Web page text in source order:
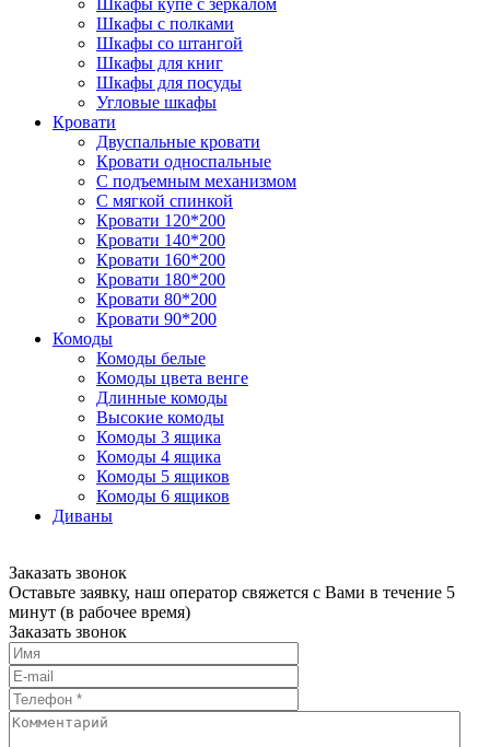
Шкафы купе с зеркалом
Шкафы с полками
Шкафы со штангой
Шкафы для книг
Шкафы для посуды
Угловые шкафы
Кровати
Двуспальные кровати
Кровати односпальные
С подъемным механизмом
С мягкой спинкой
Кровати 120*200
Кровати 140*200
Кровати 160*200
Кровати 180*200
Кровати 80*200
Кровати 90*200
Комоды
Комоды белые
Комоды цвета венге
Длинные комоды
Высокие комоды
Комоды 3 ящика
Комоды 4 ящика
Комоды 5 ящиков
Комоды 6 ящиков
Диваны
Заказать звонок
Оставьте заявку, наш оператор свяжется с Вами в течение 5
минут (в рабочее время)
Заказать звонок